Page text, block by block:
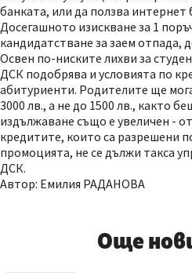
банката, или да ползва интернет
Досегашното изискване за 1
кандидатстване за заем отпада,
Освен по-ниските лихви за
ДСК подобрява и условията по
абитуриенти. Родителите ще
3000 лв., а не до 1500 лв., както
издължаване също е увеличен -
кредитите, които са разрешени
промоцията, не се дължи такса
ДСК.
Автор: Емилия РАДАНОВА
Още